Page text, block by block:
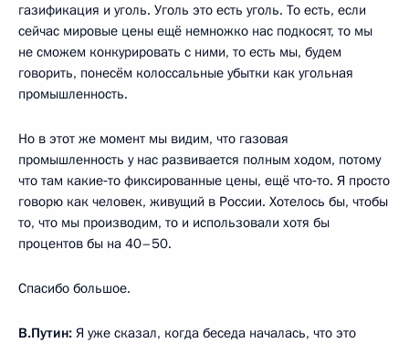
газификация и уголь. Уголь это есть уголь. То есть, если
сейчас мировые цены ещё немножко нас подкосят, то мы
не сможем конкурировать с ними, то есть мы, будем
говорить, понесём колоссальные убытки как угольная
промышленность.
Но в этот же момент мы видим, что газовая
промышленность у нас развивается полным ходом, потому
что там какие‑то фиксированные цены, ещё что‑то. Я просто
говорю как человек, живущий в России. Хотелось бы, чтобы
то, что мы производим, то и использовали хотя бы
процентов бы на 40–50.
Спасибо большое.
В.Путин: Я уже сказал, когда беседа началась, что это